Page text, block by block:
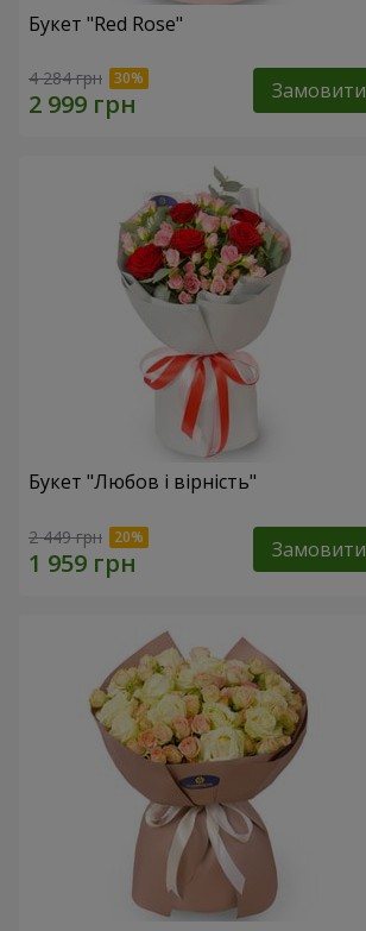
Букет "Red Rose"
4 284 грн Замовити
Букет "Любов і вірність"
2 449 грн Замовити